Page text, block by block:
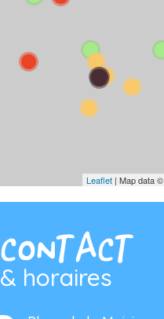
Leaflet | Map data ©
CONTACT
& horaires